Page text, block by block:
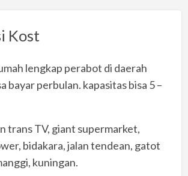
Kost
lengkap perabot di daerah
bayar perbulan. kapasitas bisa 5 –
trans TV, giant supermarket,
bidakara, jalan tendean, gatot
kuningan.